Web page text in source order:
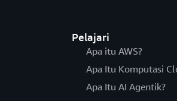
Pelajari
Apa itu AWS?
Apa Itu Komputasi
Apa Itu AI Agentik?